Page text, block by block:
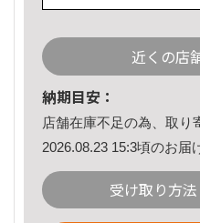
近くの店
納期目安：
店舗在庫不足の為、取り
2026.08.23 15:3頃のお届
受け取り方